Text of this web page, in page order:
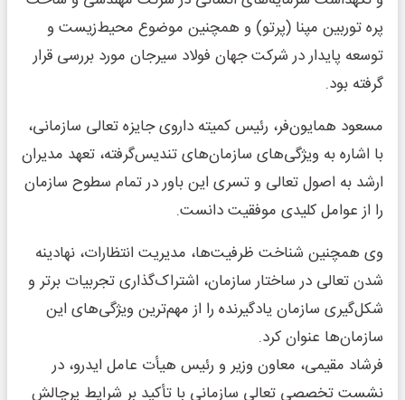
پره توربین مپنا (پرتو) و همچنین موضوع محیط‌زیست و
توسعه پایدار در شرکت جهان فولاد سیرجان مورد بررسی قرار
گرفته بود.
مسعود همایون‌فر، رئیس کمیته داروی جایزه تعالی سازمانی،
با اشاره به ویژگی‌های سازمان‌های تندیس‌گرفته، تعهد مدیران
ارشد به اصول تعالی و تسری این باور در تمام سطوح سازمان
را از عوامل کلیدی موفقیت دانست.
وی همچنین شناخت ظرفیت‌ها، مدیریت انتظارات، نهادینه
شدن تعالی در ساختار سازمان، اشتراک‌گذاری تجربیات برتر و
شکل‌گیری سازمان یادگیرنده را از مهم‌ترین ویژگی‌های این
سازمان‌ها عنوان کرد.
فرشاد مقیمی، معاون وزیر و رئیس هیأت عامل ایدرو، در
نشست تخصصی تعالی سازمانی با تأکید بر شرایط پرچالش